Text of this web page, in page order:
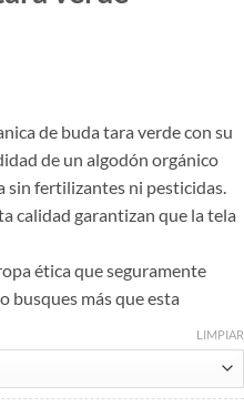
de buda tara verde con su
de un algodón orgánico
sin fertilizantes ni pesticidas.
calidad garantizan que la tela
ética que seguramente
busques más que esta
LIMPIAR